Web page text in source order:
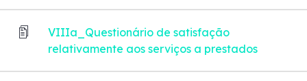
VIIIa_Questionário de satisfação
relativamente aos serviços a prestados